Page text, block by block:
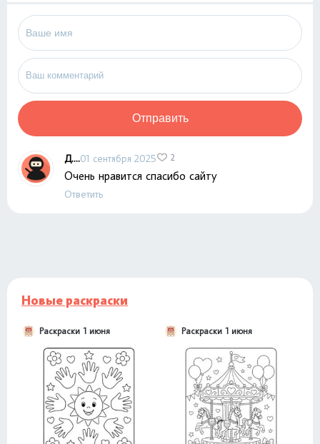
Отправить
Д....01 сентября 2025 2
Очень нравится спасибо сайту
Ответить
Новые раскраски
Раскраски 1 июня Раскраски 1 июня